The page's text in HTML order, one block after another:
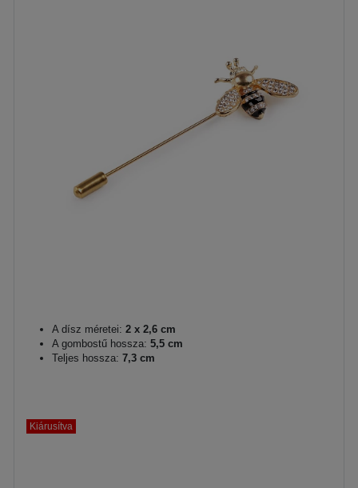
A dísz méretei: 2 x 2,6 cm
A gombostű hossza: 5,5 cm
Teljes hossza: 7,3 cm
Kiárusítva